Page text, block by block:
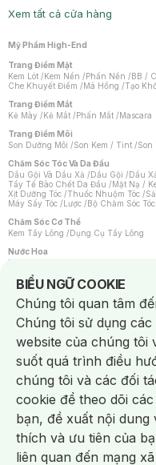
Xem tất cả cửa hàng
Mỹ Phẩm High-End
Trang Điểm Mặt
Kem Lót /Kem Nền /Phấn Nền /BB /
Che Khuyết Điểm /Má Hồng /Tạo
Trang Điểm Mắt
Kẻ Mày /Kẻ Mắt /Phấn Mắt /Mascara
Trang Điểm Môi
Son Dưỡng Môi /Son Kem / Tint /Son
Chăm Sóc Tóc Và Da Đầu
Dầu Gội Và Dầu Xả /Dầu Gội /Dầu
Tẩy Tế Bào Chết Da Đầu /Mặt Nạ /
Xịt Dưỡng Tóc /Thuốc Nhuộm Tóc /
Máy Sấy Tóc /Lược /Bộ Chăm Sóc Tóc
Chăm Sóc Cơ Thể
Kem Tẩy Lông /Dụng Cụ Tẩy Lông
Nước Hoa
Nước Hoa Nữ
Chăm Sóc Cá Nhân
Chống Muỗi /Khẩu Trang /Máy
Sản Phẩm Chăm Sóc Khác /Bàn
Hỗ Trợ Trắng Răng/Kem Đánh Răng
Tăm / Chỉ Nha Khoa/ Xịt Thơm Miệng
Khăn Ướt Vệ Sinh Vùng Kín/Băng
Máy Cạo Râu
Vấn Đề Về Da
Da Dầu / Lỗ Chân Lông To/ Da Khô /
Da Nhạy Cảm / Kích Ứng
Da Xỉn Màu
Quầng Thâm & Bọng Mắt /Sẹo /Viêm
Dụng Cụ / Phụ Kiện Chăm Sóc Da
Bông Tẩy Trang
Khăn Lau Mặt Khô
Dụng Cụ Chăm Sóc Khác
BIỂU NGỮ COOKIE
Notice about cookies
Chúng tôi quan tâm
Chúng tôi sử dụng
website của chúng tôi
suốt quá trình điều
chúng tôi và các đối
cookie để theo dõi
bạn, đề xuất nội dung
thích và ưu tiên của
liên quan đến mạng